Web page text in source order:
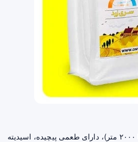
قهوه عربیکا (Coffea arabica) به دلیل شرایط رشد در ارتفاعات بالا (۱۰۰۰ تا ۲۰۰۰ متر)، دارای طعمی پیچیده، اسیدیته